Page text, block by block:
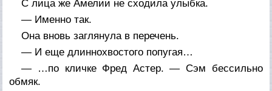
С лица же Амелии не сходила улыбка.
— Именно так.
Она вновь заглянула в перечень.
— И еще длиннохвостого попугая…
— …по кличке Фред Астер. — Сэм бессильно
обмяк.